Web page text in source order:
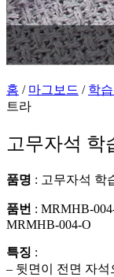
홈 / 마그보드 / 학
트라
고무자석 학
품명 : 고무자석 학
품번 : MRMHB-
MRMHB-004-O
특징 :
– 뒷면이 전면 자